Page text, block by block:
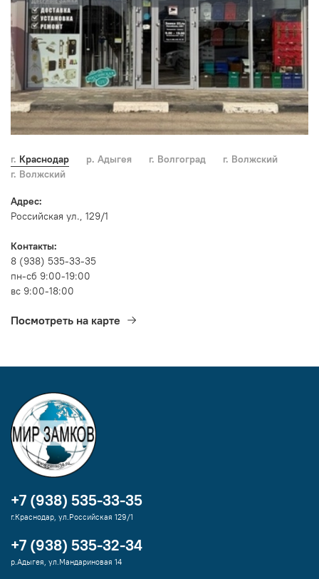
г. Краснодар р. Адыгея г. Волгоград
г. Волжский
г. Волжский
Адрес:
Российская ул., 129/1
Контакты:
8 (938) 535-33-35
пн-сб 9:00-19:00
вс 9:00-18:00
Посмотреть на карте
+7 (938) 535-33-35
г.Краснодар, ул.Российская 129/1
+7 (938) 535-32-34
р.Адыгея, ул.Мандариновая 14